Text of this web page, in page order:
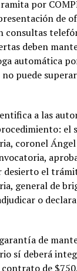
por
de
consultas
deben
automática
puede
a las
el
coronel
desierto el
general de
o
de
sí deberá
de